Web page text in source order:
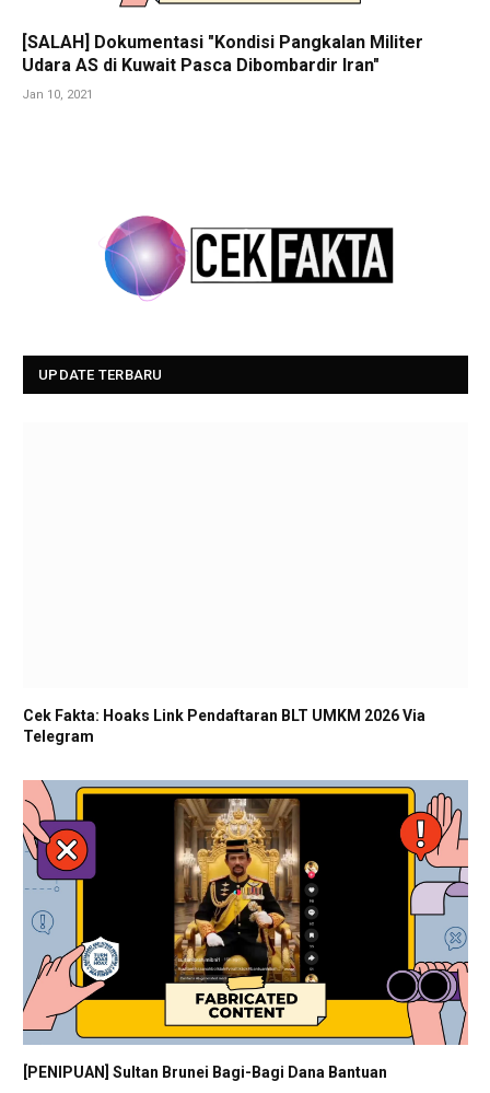
[SALAH] Dokumentasi "Kondisi Pangkalan Militer
Udara AS di Kuwait Pasca Dibombardir Iran"
Jan 10, 2021
UPDATE TERBARU
Cek Fakta: Hoaks Link Pendaftaran BLT UMKM 2026 Via
Telegram
[PENIPUAN] Sultan Brunei Bagi-Bagi Dana Bantuan